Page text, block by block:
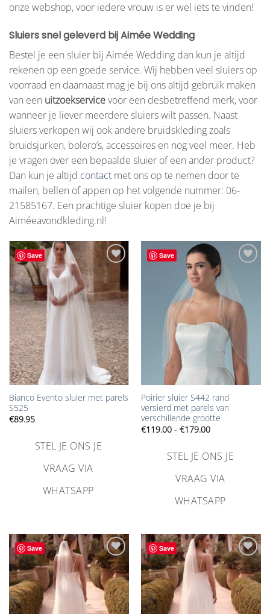
onze webshop, voor iedere vrouw is er wel iets te vinden!
Sluiers snel geleverd bij Aimée Wedding
Bestel je een sluier bij Aimée Wedding dan kun je altijd
rekenen op een goede service. Wij hebben veel sluiers op
voorraad en daarnaast mag je bij ons altijd gebruik maken
van een uitzoekservicevoor een desbetreffend merk, voor
wanneer je liever meerdere sluiers wilt passen. Naast
sluiers verkopen wij ook andere bruidskleding zoals
bruidsjurken, bolero’s, accessoires en nog veel meer. Heb
je vragen over een bepaalde sluier of een ander product?
Dan kun je altijd contact met ons op te nemen door te
mailen, bellen of appen op het volgende nummer: 06-
21585167. Een prachtige sluier kopen doe je bij
Aiméeavondkleding.nl!
Save
Aan
verlanglijst
toevoegen
Bianco Evento sluier met parels
S525
€89.95
STEL JE ONS JE
VRAAG VIA
WHATSAPP
Save
verlanglijst
Poirier sluier S442 rand
versierd met parels van
verschillende grootte
€119.00 - €179.00Prijsklasse:
€119.00
€179.00
STEL JE ONS JE
VRAAG VIA
WHATSAPP
Save
Aan
verlanglijst
toevoegen
Save
Aan
verlanglijst
toevoegen